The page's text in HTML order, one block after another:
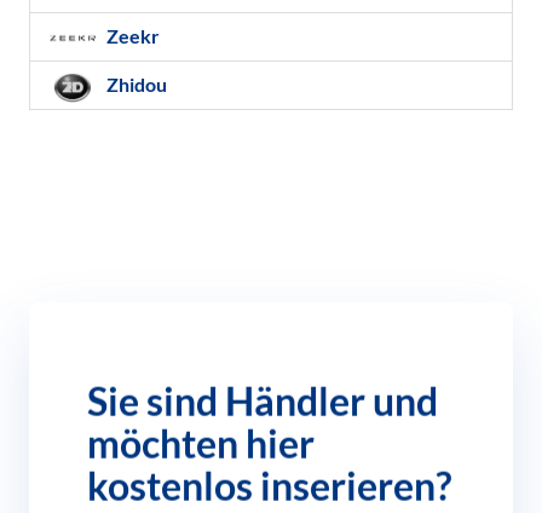
Zeekr
Zhidou
Sie sind Händler und
möchten hier
kostenlos inserieren?